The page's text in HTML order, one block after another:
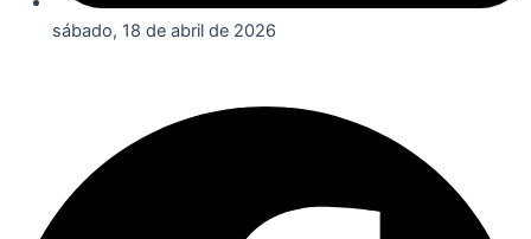
sábado, 18 de abril de 2026